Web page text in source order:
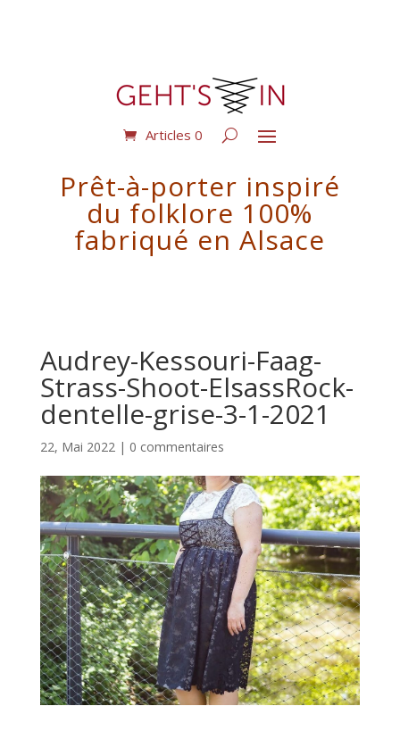
Articles 0
Prêt-à-porter inspiré
du folklore 100%
fabriqué en Alsace
Audrey-Kessouri-Faag-
Strass-Shoot-ElsassRock-
dentelle-grise-3-1-2021
22, Mai 2022| 0 commentaires